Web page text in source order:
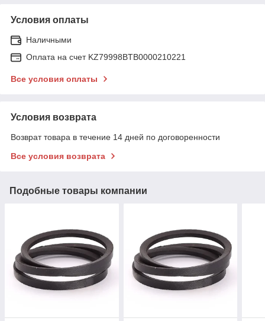
Условия оплаты
Наличными
Оплата на счет KZ79998BTB0000210221
Все условия оплаты
Условия возврата
Возврат товара в течение 14 дней по договоренности
Все условия возврата
Подобные товары компании